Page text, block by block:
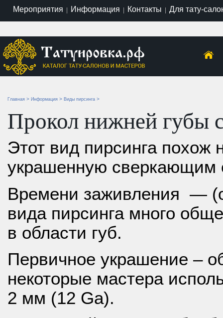
Мероприятия | Информация | Контакты | Для тату-
Главная > Информация > Виды пирсинга >
Прокол нижней губы
Этот вид пирсинга похож
украшенную
Времени заживления —
вида пирсинга много
в области губ.
Первичное украшение –
некоторые мастера
2 мм (12 Ga).